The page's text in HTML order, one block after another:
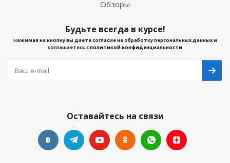
Обзоры
Будьте всегда в курсе!
Нажимая на кнопку вы даете согласие на обработку персональных данных и
соглашаетесь сполитикой конфиденциальности
Оставайтесь на связи